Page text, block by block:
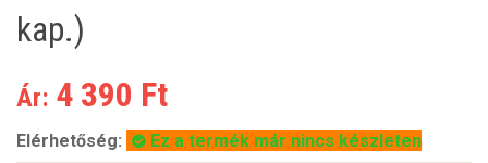
kap.)
Ár: 4 390 Ft
Elérhetőség: Ez a termék már nincs készleten